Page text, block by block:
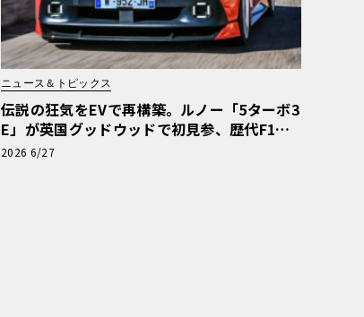
ニュース＆トピックス
伝説の狂気をEVで再構築。ルノー「5ターボ3
E」が英国グッドウッドで初見参、歴代F1マ
シンと共演へ
2026 6/27